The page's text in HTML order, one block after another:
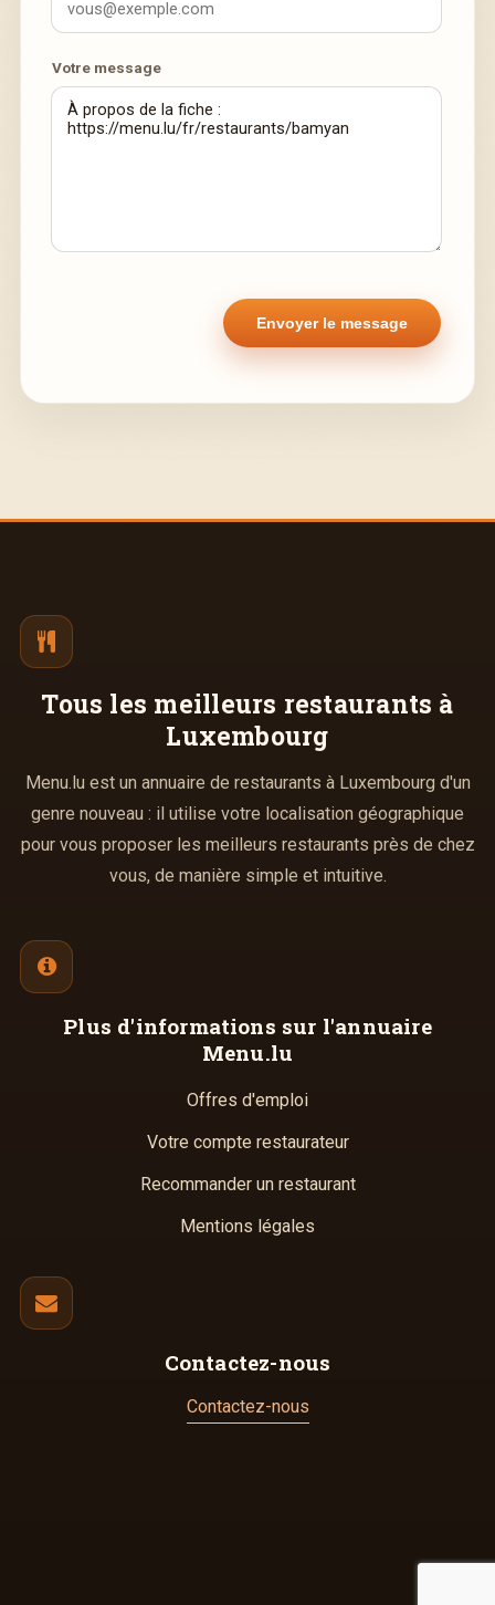
Votre message
Tous les meilleurs restaurants à
Luxembourg
Menu.lu est un annuaire de restaurants à Luxembourg d'un
genre nouveau : il utilise votre localisation géographique
pour vous proposer les meilleurs restaurants près de chez
vous, de manière simple et intuitive.
Plus d'informations sur l'annuaire
Menu.lu
Offres d'emploi
Votre compte restaurateur
Recommander un restaurant
Mentions légales
Contactez-nous
Contactez-nous